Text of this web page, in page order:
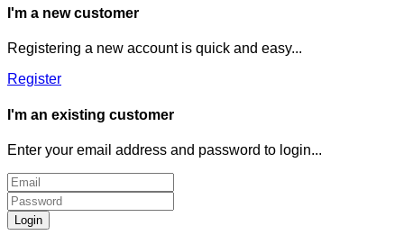
I'm a new customer
Registering a new account is quick and easy...
Register
I'm an existing customer
Enter your email address and password to login...
Login